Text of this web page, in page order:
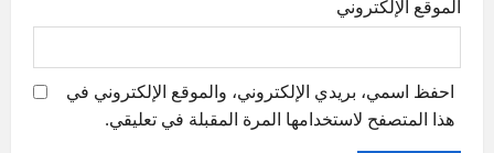
الموقع الإلكتروني
احفظ اسمي، بريدي الإلكتروني، والموقع الإلكتروني في
هذا المتصفح لاستخدامها المرة المقبلة في تعليقي.